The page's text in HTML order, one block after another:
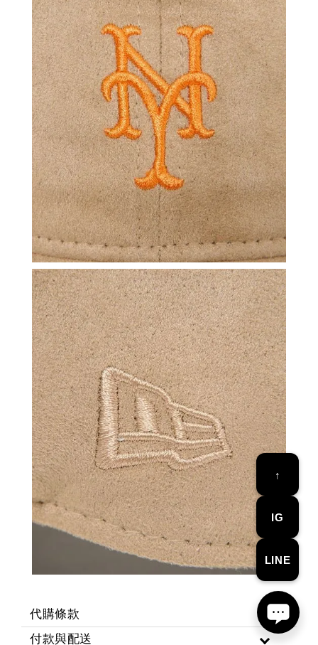
代購條款
付款與配送
↑
IG
LINE